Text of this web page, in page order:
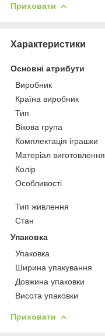
Приховати
Характеристики
Основні атрибути
Виробник
Країна виробник
Тип
Вікова група
Комплектація іграшки
Матеріал виготовлення
Колір
Особливості
Тип живлення
Стан
Упаковка
Упаковка
Ширина упакування
Довжина упаковки
Висота упаковки
Приховати